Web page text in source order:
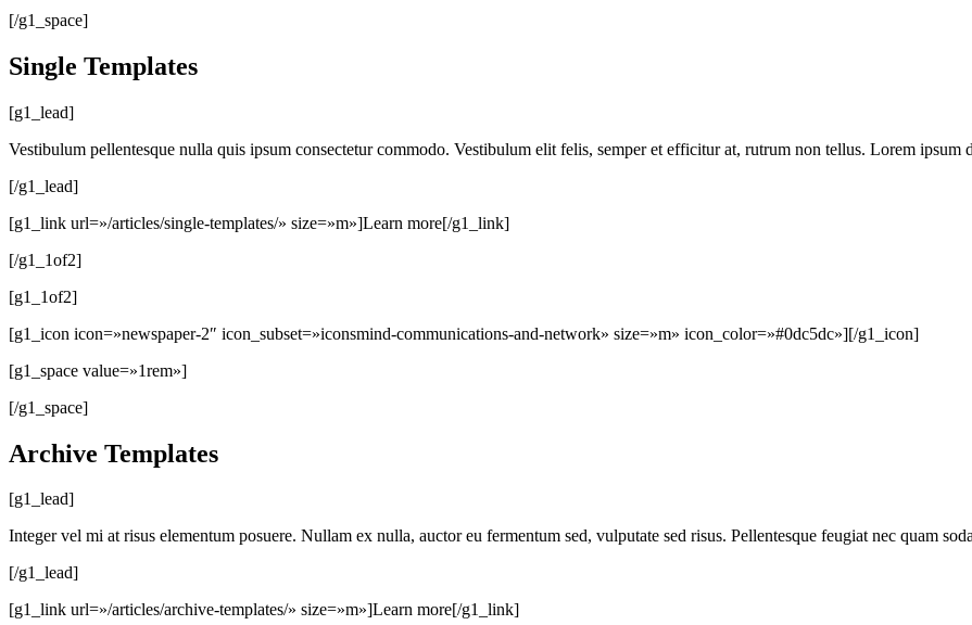
[/g1_space]
Single Templates
[g1_lead]
Vestibulum pellentesque nulla quis ipsum consectetur commodo. Vestibulum elit felis, semper et efficitur at, rutrum non tellus. Lorem ipsum
[/g1_lead]
[g1_link url=»/articles/single-templates/» size=»m»]Learn more[/g1_link]
[/g1_1of2]
[g1_1of2]
[g1_icon icon=»newspaper-2″ icon_subset=»iconsmind-communications-and-network» size=»m» icon_color=»#0dc5dc»][/g1_icon]
[g1_space value=»1rem»]
[/g1_space]
Archive Templates
[g1_lead]
Integer vel mi at risus elementum posuere. Nullam ex nulla, auctor eu fermentum sed, vulputate sed risus. Pellentesque feugiat nec quam
[/g1_lead]
[g1_link url=»/articles/archive-templates/» size=»m»]Learn more[/g1_link]